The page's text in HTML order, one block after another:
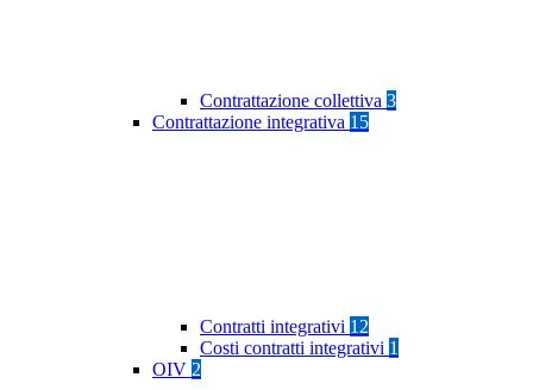
Contrattazione collettiva 3
Contrattazione integrativa 15
Contratti integrativi 12
Costi contratti integrativi 1
OIV 2